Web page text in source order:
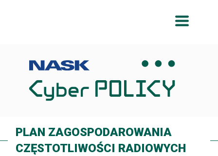
PLAN ZAGOSPODAROWANIA
CZĘSTOTLIWOŚCI RADIOWYCH